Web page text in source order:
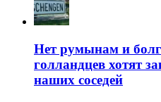
Нет румынам и
голландцев хотят
наших соседей